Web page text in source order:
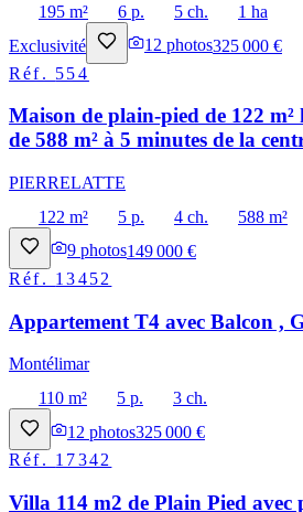
195 m²
6 p. 5 ch.
1 ha
Exclusivité
12 photos325 000 €
Réf. 554
Maison de plain-pied de 122
de 588 m² à 5 minutes de la
PIERRELATTE
122 m²
5 p. 4 ch.
588 m²
9 photos149 000 €
Réf. 13452
Appartement T4 avec Balcon ,
Montélimar
110 m²
5 p.
3 ch.
12 photos325 000 €
Réf. 17342
Villa 114 m2 de Plain Pied avec